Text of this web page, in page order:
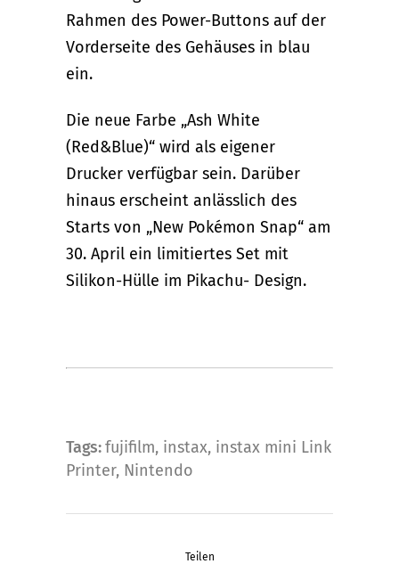
Rahmen des Power-Buttons auf der
Vorderseite des Gehäuses in blau
ein.
Die neue Farbe „Ash White
(Red&Blue)“ wird als eigener
Drucker verfügbar sein. Darüber
hinaus erscheint anlässlich des
Starts von „New Pokémon Snap“ am
30. April ein limitiertes Set mit
Silikon-Hülle im Pikachu- Design.
Tags: fujifilm, instax, instax mini Link
Printer, Nintendo
Teilen